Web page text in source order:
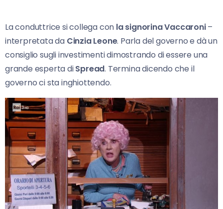
La conduttrice si collega con la signorina Vaccaroni–
interpretata da Cinzia Leone. Parla del governo e dà un
consiglio sugli investimenti dimostrando di essere una
grande esperta diSpread. Termina dicendo che il
governo ci sta inghiottendo.